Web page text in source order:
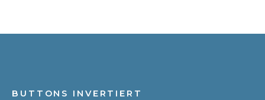
BUTTONS INVERTIERT